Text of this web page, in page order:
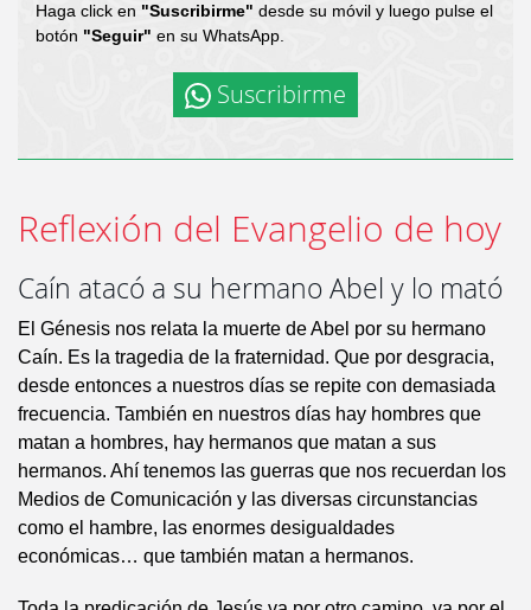
Haga click en "Suscribirme" desde su móvil y luego pulse el
botón "Seguir" en su WhatsApp.
Suscribirme
Reflexión del Evangelio de hoy
Caín atacó a su hermano Abel y lo mató
El Génesis nos relata la muerte de Abel por su hermano
Caín. Es la tragedia de la fraternidad. Que por desgracia,
desde entonces a nuestros días se repite con demasiada
frecuencia. También en nuestros días hay hombres que
matan a hombres, hay hermanos que matan a sus
hermanos. Ahí tenemos las guerras que nos recuerdan los
Medios de Comunicación y las diversas circunstancias
como el hambre, las enormes desigualdades
económicas… que también matan a hermanos.